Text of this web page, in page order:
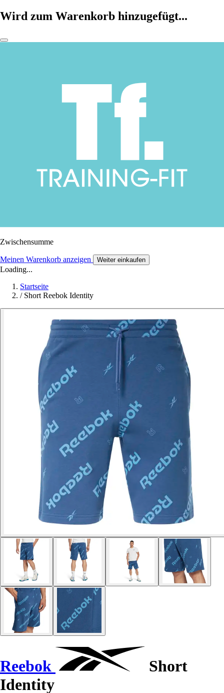
Wird zum Warenkorb hinzugefügt...
Zwischensumme
Meinen Warenkorb anzeigen Weiter einkaufen
Loading...
Startseite
/ Short Reebok Identity
Reebok
Short
Identity